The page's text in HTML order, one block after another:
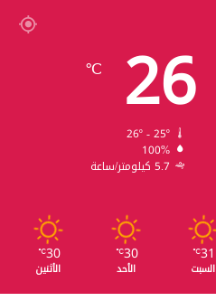
26
℃
26º - 25º
100%
5.7 كيلومتر/ساعة
31
℃
السبت
30
℃
الأحد
30
℃
الأثنين